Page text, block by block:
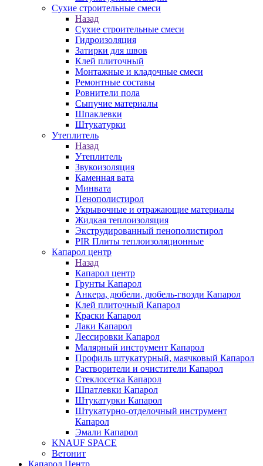
Сухие строительные смеси
Назад
Сухие строительные смеси
Гидроизоляция
Затирки для швов
Клей плиточный
Монтажные и кладочные смеси
Ремонтные составы
Ровнители пола
Сыпучие материалы
Шпаклевки
Штукатурки
Утеплитель
Назад
Утеплитель
Звукоизоляция
Каменная вата
Минвата
Пенополистирол
Укрывочные и отражающие материалы
Жидкая теплоизоляция
Экструдированный пенополистирол
PIR Плиты теплоизоляционные
Капарол центр
Назад
Капарол центр
Грунты Капарол
Анкера, дюбели, дюбель-гвозди Капарол
Клей плиточный Капарол
Краски Капарол
Лаки Капарол
Лессировки Капарол
Малярный инструмент Капарол
Профиль штукатурный, маячковый Капарол
Растворители и очистители Капарол
Cтеклосетка Капарол
Шпатлевки Капарол
Штукатурки Капарол
Штукатурно-отделочный инструмент
Капарол
Эмали Капарол
KNAUF SPACE
Ветонит
Капарол Центр